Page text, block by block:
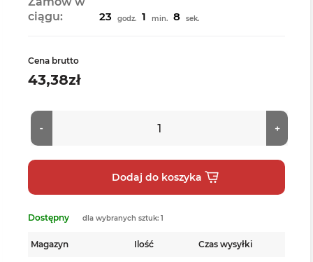
ciągu:
23 godz. 1 min. 7 sek.
Cena brutto
43,38zł
Dostępny dla wybranych sztuk: 1
Magazyn Ilość Czas wysyłki